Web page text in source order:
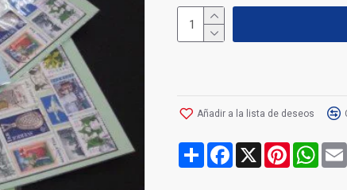
Añadir a la lista de deseos
Share Facebook
X Pinterest